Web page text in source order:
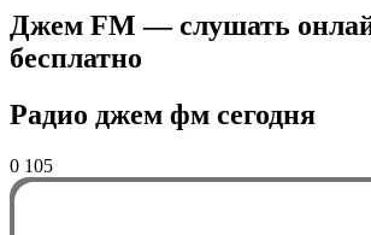
Джем FM — слушать
бесплатно
Радио джем фм сегодня
0 105